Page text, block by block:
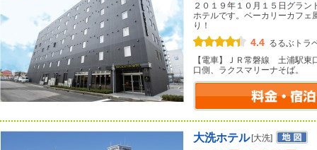
２０１９年１０月１５日グラ
ホテルです。ベーカリーカフェ
り！
4.4 るるぶトラ
【電車】ＪＲ常磐線 土浦駅
口側、ラクスマリーナそば。
大洗ホテル [大洗]